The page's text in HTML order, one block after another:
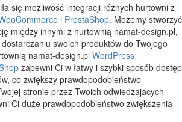
się możliwość integracji różnych hurtowni z
i PrestaShop. Możemy stworzyć
między innymi z hurtownią namat-design.pl,
swoich produktów do Twojego
namat-design.pl WordPress
zapewni Ci w łatwy i szybki sposób dostęp
co zwiększy prawdopodobieństwo
stronie przez Twoich odwiedzajacych
Ci duże prawdopodobieństwo zwiększenia